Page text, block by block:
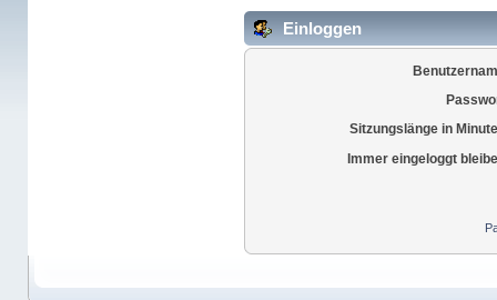
Einloggen
Sitzungslänge in
Immer eingeloggt